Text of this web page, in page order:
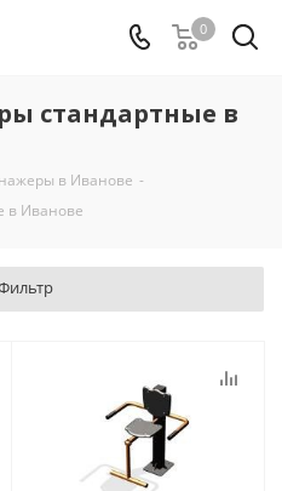
0
стандартные в
в Иванове -
в Иванове